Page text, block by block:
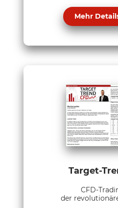
Mehr
Target-
CFD-
der